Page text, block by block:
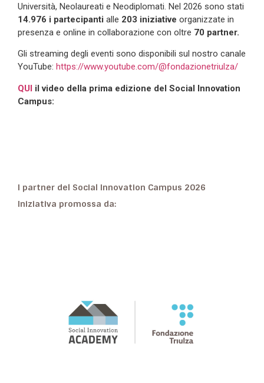
Università, Neolaureati e Neodiplomati. Nel 2026 sono stati
14.976 i partecipanti alle 203 iniziative organizzate in
presenza e online in collaborazione con oltre 70 partner.
Gli streaming degli eventi sono disponibili sul nostro canale
YouTube: https://www.youtube.com/@fondazionetriulza/
QUI il video della prima edizione del Social Innovation
Campus:
I partner del Social Innovation Campus 2026
Iniziativa promossa da: